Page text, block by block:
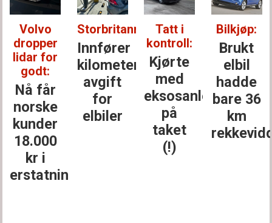
for
får
Storbritannia:
Innfører
kilometer­
avgift
elbiler
Tatt i
kontroll:
Kjørte
eksosanlegget
taket
Bilkjøp:
Brukt
hadde
bare 36
rekkevidde